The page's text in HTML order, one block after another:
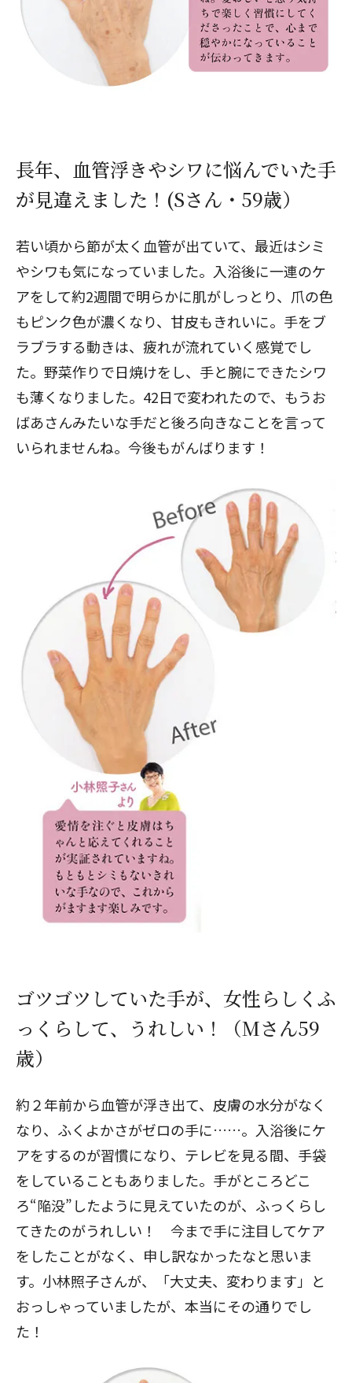
長年、血管浮きやシワに悩んでいた手
が見違えました！(Sさん・59歳）
若い頃から節が太く血管が出ていて、最近はシミ
やシワも気になっていました。入浴後に一連のケ
アをして約2週間で明らかに肌がしっとり、爪の色
もピンク色が濃くなり、甘皮もきれいに。手をブ
ラブラする動きは、疲れが流れていく感覚でし
た。野菜作りで日焼けをし、手と腕にできたシワ
も薄くなりました。42日で変われたので、もうお
ばあさんみたいな手だと後ろ向きなことを言って
いられませんね。今後もがんばります！
ゴツゴツしていた手が、女性らしくふ
っくらして、うれしい！（Mさん59
歳）
約２年前から血管が浮き出て、皮膚の水分がなく
なり、ふくよかさがゼロの手に……。入浴後にケ
アをするのが習慣になり、テレビを見る間、手袋
をしていることもありました。手がところどこ
ろ“陥没”したように見えていたのが、ふっくらし
てきたのがうれしい！ 今まで手に注目してケア
をしたことがなく、申し訳なかったなと思いま
す。小林照子さんが、「大丈夫、変わります」と
おっしゃっていましたが、本当にその通りでし
た！